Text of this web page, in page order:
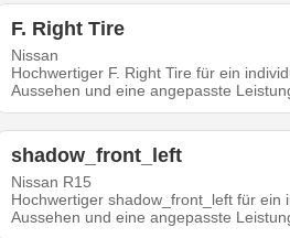
F. Right Tire
Nissan
Hochwertiger F. Right Tire für ein
Aussehen und eine angepasste
shadow_front_left
Nissan R15
Hochwertiger shadow_front_left für ein
Aussehen und eine angepasste